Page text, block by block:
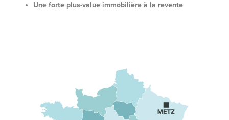
Une forte plus-value immobilière à la revente